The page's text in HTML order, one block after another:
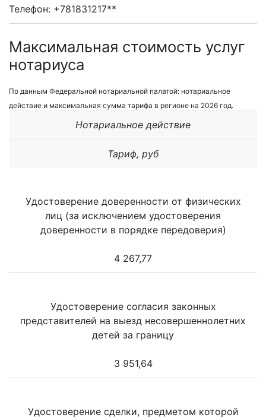
Телефон: +781831217**
Максимальная стоимость услуг
нотариуса
По данным Федеральной нотариальной палатой: нотариальное
действие и максимальная сумма тарифа в регионе на 2026 год.
Нотариальное действие
Тариф, руб
Удостоверение доверенности от физических
лиц (за исключением удостоверения
доверенности в порядке передоверия)
4 267,77
Удостоверение согласия законных
представителей на выезд несовершеннолетних
детей за границу
3 951,64
Удостоверение сделки, предметом которой